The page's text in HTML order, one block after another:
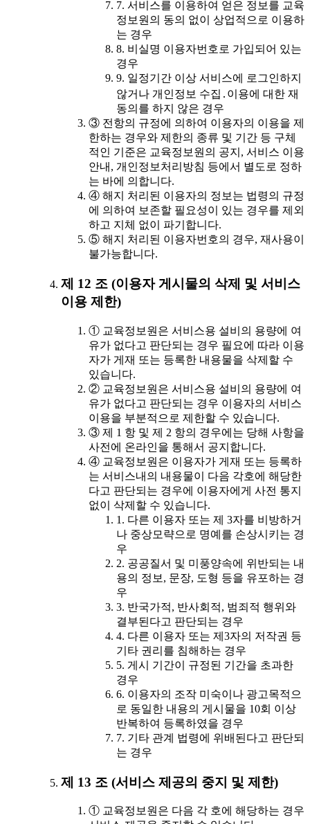
7. 서비스를 이용하여 얻은 정보를 교육
정보원의 동의 없이 상업적으로 이용하
는 경우
8. 비실명 이용자번호로 가입되어 있는
경우
9. 일정기간 이상 서비스에 로그인하지
않거나 개인정보 수집․이용에 대한 재
동의를 하지 않은 경우
③ 전항의 규정에 의하여 이용자의 이용을 제
한하는 경우와 제한의 종류 및 기간 등 구체
적인 기준은 교육정보원의 공지, 서비스 이용
안내, 개인정보처리방침 등에서 별도로 정하
는 바에 의합니다.
④ 해지 처리된 이용자의 정보는 법령의 규정
에 의하여 보존할 필요성이 있는 경우를 제외
하고 지체 없이 파기합니다.
⑤ 해지 처리된 이용자번호의 경우, 재사용이
불가능합니다.
제 12 조 (이용자 게시물의 삭제 및 서비스
이용 제한)
① 교육정보원은 서비스용 설비의 용량에 여
유가 없다고 판단되는 경우 필요에 따라 이용
자가 게재 또는 등록한 내용물을 삭제할 수
있습니다.
② 교육정보원은 서비스용 설비의 용량에 여
유가 없다고 판단되는 경우 이용자의 서비스
이용을 부분적으로 제한할 수 있습니다.
③ 제 1 항 및 제 2 항의 경우에는 당해 사항을
사전에 온라인을 통해서 공지합니다.
④ 교육정보원은 이용자가 게재 또는 등록하
는 서비스내의 내용물이 다음 각호에 해당한
다고 판단되는 경우에 이용자에게 사전 통지
없이 삭제할 수 있습니다.
1. 다른 이용자 또는 제 3자를 비방하거
나 중상모략으로 명예를 손상시키는 경
우
2. 공공질서 및 미풍양속에 위반되는 내
용의 정보, 문장, 도형 등을 유포하는 경
우
3. 반국가적, 반사회적, 범죄적 행위와
결부된다고 판단되는 경우
4. 다른 이용자 또는 제3자의 저작권 등
기타 권리를 침해하는 경우
5. 게시 기간이 규정된 기간을 초과한
경우
6. 이용자의 조작 미숙이나 광고목적으
로 동일한 내용의 게시물을 10회 이상
반복하여 등록하였을 경우
7. 기타 관계 법령에 위배된다고 판단되
는 경우
제 13 조 (서비스 제공의 중지 및 제한)
① 교육정보원은 다음 각 호에 해당하는 경우